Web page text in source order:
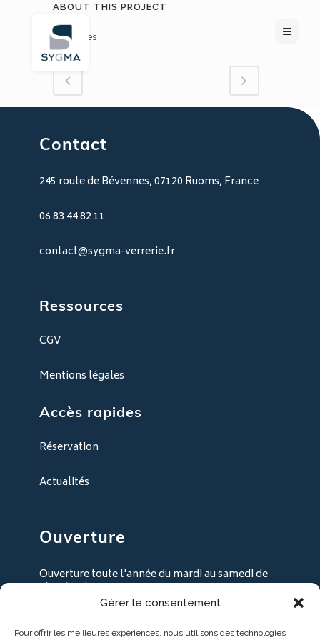
Gérer le consentement
Pour offrir les meilleures expériences, nous utilisons des technologies
ABOUT THIS PROJECT
0 Likes
Contact
245 route de Bévennes, 07120 Ruoms, France
06 83 44 82 11
contact@sygma-verrerie.fr
Ressources
CGV
Mentions légales
Accès rapides
Réservation
Actualités
Ouverture
Ouverture toute l'année du mardi au samedi de
9h30 à 18h30